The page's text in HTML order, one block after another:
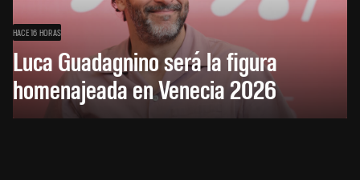
HACE 16 HORAS
Luca Guadagnino será la figura
homenajeada en Venecia 2026